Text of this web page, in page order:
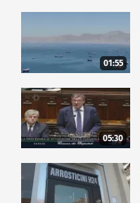
01:55
05:30